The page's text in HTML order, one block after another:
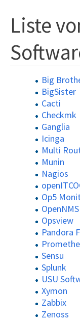
Liste
Big
BigSister
Cacti
Checkmk
Ganglia
Icinga
Multi
Munin
Nagios
Op5
OpenNMS
Opsview
Pandora
Sensu
Splunk
USU
Xymon
Zabbix
Zenoss